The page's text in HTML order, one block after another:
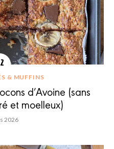
& MUFFINS
d’Avoine (sans
et moelleux)
2026